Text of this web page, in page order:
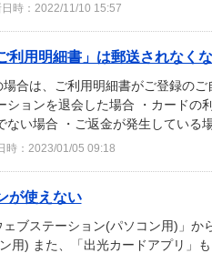
時：2022/11/10 15:57
利用明細書」は郵送されなく
合は、ご利用明細書がご登録の
ョンを退会した場合 ・カードの
い場合 ・ご返金が発生している
時：2023/01/05 09:18
が使えない
ブステーション(パソコン用)」か
用) また、「出光カードアプリ」